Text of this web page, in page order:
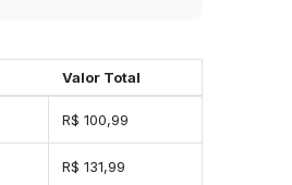
Valor Total
R$ 100,99
R$ 131,99